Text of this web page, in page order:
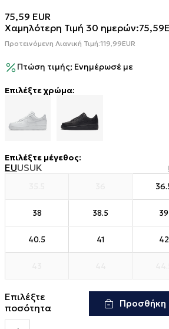
75,59 EUR
Χαμηλότερη Τιμή 30 ημερών:75,59
Προτεινόμενη Λιανική Τιμή:119,99EUR
Πτώση τιμής; Ενημέρωσέ με
Επιλέξτε χρώμα:
Επιλέξτε μέγεθος:
EUUSUK
38 38.5 39
40.5 41 42
Επιλέξτε
ποσότητα
Προσθήκη